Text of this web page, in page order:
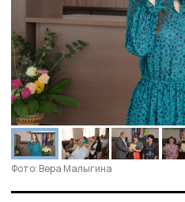
Фото: Вера Малыгина